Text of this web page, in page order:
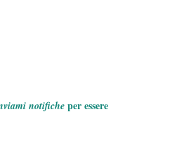
notifiche per essere